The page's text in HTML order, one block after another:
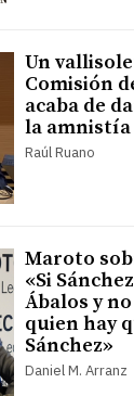
Un
Comisión
acaba de
la amnistía
Raúl Ruano
Maroto
«Si
Ábalos y
quien hay
Sánchez»
Daniel M. Arranz